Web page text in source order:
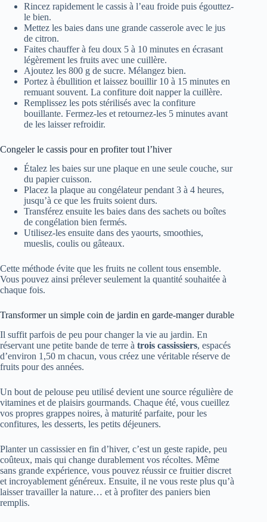
Rincez rapidement le cassis à l’eau froide puis égouttez-
le bien.
Mettez les baies dans une grande casserole avec le jus
de citron.
Faites chauffer à feu doux 5 à 10 minutes en écrasant
légèrement les fruits avec une cuillère.
Ajoutez les 800 g de sucre. Mélangez bien.
Portez à ébullition et laissez bouillir 10 à 15 minutes en
remuant souvent. La confiture doit napper la cuillère.
Remplissez les pots stérilisés avec la confiture
bouillante. Fermez-les et retournez-les 5 minutes avant
de les laisser refroidir.
Congeler le cassis pour en profiter tout l’hiver
Étalez les baies sur une plaque en une seule couche, sur
du papier cuisson.
Placez la plaque au congélateur pendant 3 à 4 heures,
jusqu’à ce que les fruits soient durs.
Transférez ensuite les baies dans des sachets ou boîtes
de congélation bien fermés.
Utilisez-les ensuite dans des yaourts, smoothies,
mueslis, coulis ou gâteaux.
Cette méthode évite que les fruits ne collent tous ensemble.
Vous pouvez ainsi prélever seulement la quantité souhaitée à
chaque fois.
Transformer un simple coin de jardin en garde-manger durable
Il suffit parfois de peu pour changer la vie au jardin. En
réservant une petite bande de terre à trois cassissiers, espacés
d’environ 1,50 m chacun, vous créez une véritable réserve de
fruits pour des années.
Un bout de pelouse peu utilisé devient une source régulière de
vitamines et de plaisirs gourmands. Chaque été, vous cueillez
vos propres grappes noires, à maturité parfaite, pour les
confitures, les desserts, les petits déjeuners.
Planter un cassissier en fin d’hiver, c’est un geste rapide, peu
coûteux, mais qui change durablement vos récoltes. Même
sans grande expérience, vous pouvez réussir ce fruitier discret
et incroyablement généreux. Ensuite, il ne vous reste plus qu’à
laisser travailler la nature… et à profiter des paniers bien
remplis.